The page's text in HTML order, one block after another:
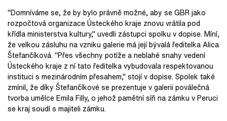
"Domníváme se, že by bylo právně možné, aby se GBR jako
rozpočtová organizace Ústeckého kraje znovu vrátila pod
křídla ministerstva kultury," uvedli zástupci spolku v dopise. Míní,
že velkou zásluhu na vzniku galerie má její bývalá ředitelka Alica
Štefančíková. "Přes všechny potíže a neblahé snahy vedení
Ústeckého kraje z ní tato ředitelka vybudovala respektovanou
instituci s mezinárodním přesahem," stojí v dopise. Spolek také
zmínil, že díky Štefančíkové se prezentuje v galerii poválečná
tvorba umělce Emila Filly, o jehož pamětní síň na zámku v Peruci
se kraj soudí s majiteli zámku.